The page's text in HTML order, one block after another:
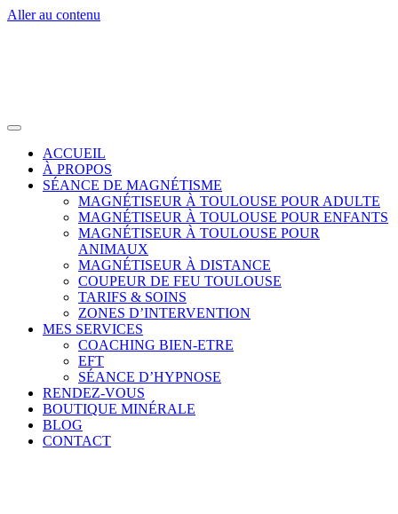
Aller au contenu
ACCUEIL
À PROPOS
SÉANCE DE MAGNÉTISME
MAGNÉTISEUR À TOULOUSE POUR ADULTE
MAGNÉTISEUR À TOULOUSE POUR ENFANTS
MAGNÉTISEUR À TOULOUSE POUR
ANIMAUX
MAGNÉTISEUR À DISTANCE
COUPEUR DE FEU TOULOUSE
TARIFS & SOINS
ZONES D’INTERVENTION
MES SERVICES
COACHING BIEN-ETRE
EFT
SÉANCE D’HYPNOSE
RENDEZ-VOUS
BOUTIQUE MINÉRALE
BLOG
CONTACT